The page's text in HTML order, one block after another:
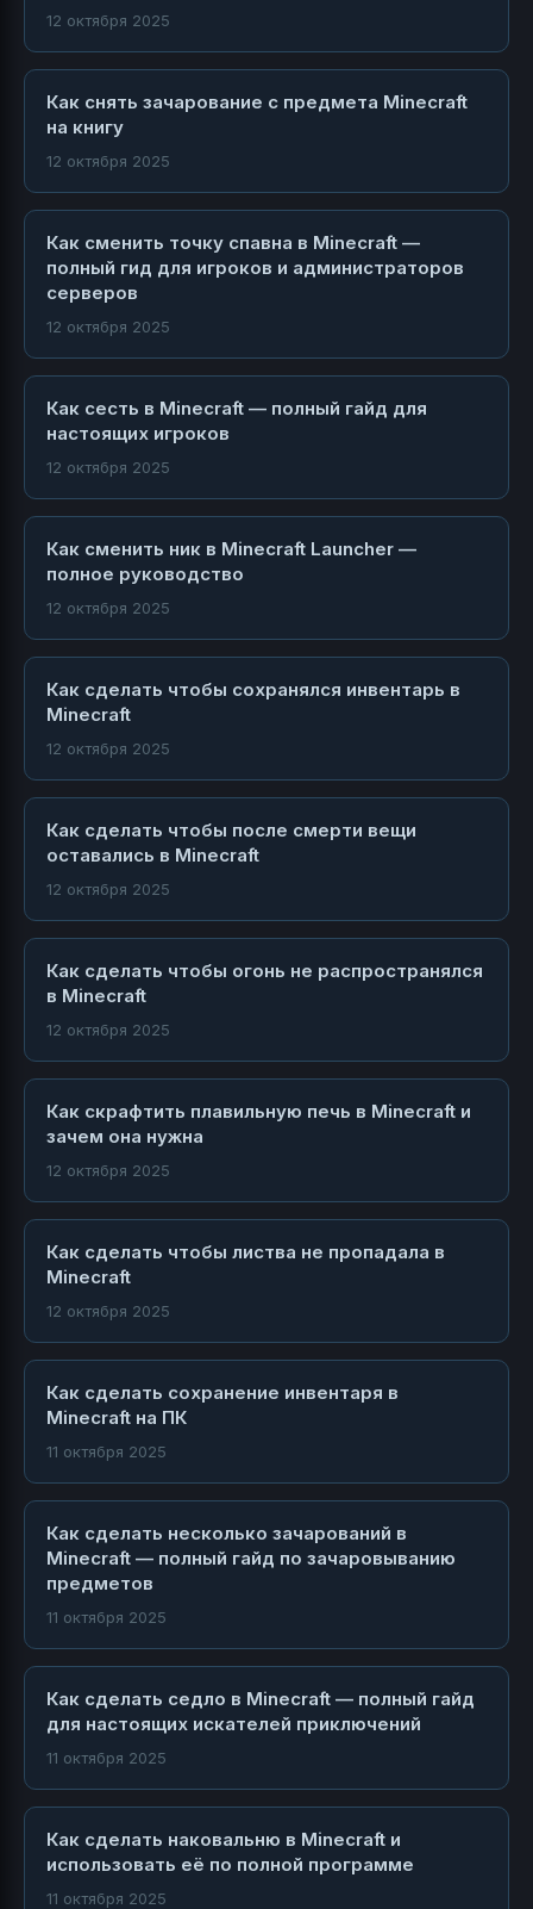
12 октября 2025
Как снять зачарование с предмета Minecraft
на книгу
12 октября 2025
Как сменить точку спавна в Minecraft —
полный гид для игроков и администраторов
серверов
12 октября 2025
Как сесть в Minecraft — полный гайд для
настоящих игроков
12 октября 2025
Как сменить ник в Minecraft Launcher —
полное руководство
12 октября 2025
Как сделать чтобы сохранялся инвентарь в
Minecraft
12 октября 2025
Как сделать чтобы после смерти вещи
оставались в Minecraft
12 октября 2025
Как сделать чтобы огонь не распространялся
в Minecraft
12 октября 2025
Как скрафтить плавильную печь в Minecraft и
зачем она нужна
12 октября 2025
Как сделать чтобы листва не пропадала в
Minecraft
12 октября 2025
Как сделать сохранение инвентаря в
Minecraft на ПК
11 октября 2025
Как сделать несколько зачарований в
Minecraft — полный гайд по зачаровыванию
предметов
11 октября 2025
Как сделать седло в Minecraft — полный гайд
для настоящих искателей приключений
11 октября 2025
Как сделать наковальню в Minecraft и
использовать её по полной программе
11 октября 2025